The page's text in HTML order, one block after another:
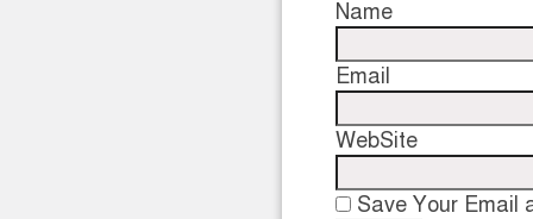
Name
Email
WebSite
Save Your Email